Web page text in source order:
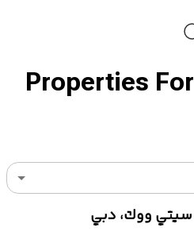
Properties
سيتي ووك، دبي